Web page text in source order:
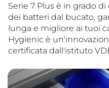
Serie 7 Plus è in grado
dei batteri dal bucato,
lunga e migliore ai tuoi
Hygienic è
certificata dall'istituto